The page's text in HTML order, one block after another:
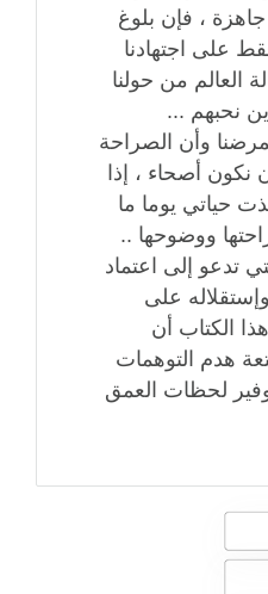
، فإن بلوغ
على اجتهادنا
العالم من حولنا
نحبهم ...
وأن الصراحة
نكون أصحاء ، إذا
حياتي يوما ما
ووضوحها ..
تدعو إلى اعتماد
على
الكتاب أن
هدم التوهمات
لحظات العمق